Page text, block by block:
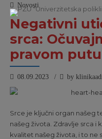
Novosti
Negativni
srca:
pravom putu
08.09.2023 by
Srce je ključni organ našeg
našeg života. Zdravlje srca i
kvalitet našeg života, i to ne